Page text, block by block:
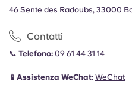
46 Sente des Radoubs, 33000
Contatti
📞 Telefono: 09 61 44 31 14
📱Assistenza WeChat: WeChat